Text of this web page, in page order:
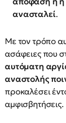
ανασταλεί.
Με τον τρόπο
ασάφειες που
αυτόματη
αναστολής
προκαλέσει
αμφισβητήσεις.